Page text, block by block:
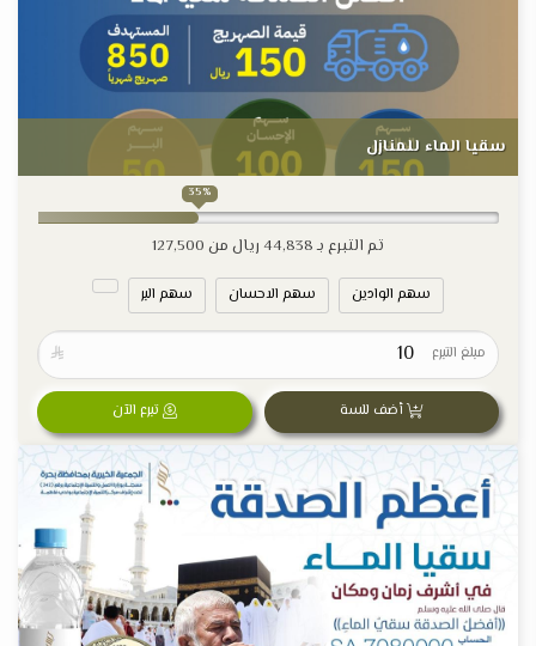
سقيا الماء للمنازل
35%
تم التبرع بـ44,838 ريال من 127,500
سهم الوادين سهم الاحسان سهم البر
مبلغ التبرع 
أضف للسة تبرع الآن